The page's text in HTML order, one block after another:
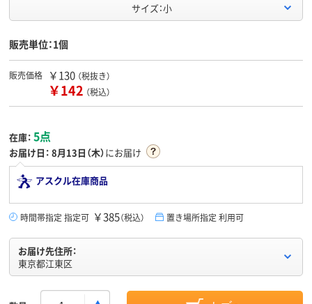
サイズ：小
販売単位：1個
販売価格 ￥130 （税抜き）
￥142 （税込）
在庫： 5点
お届け日： 8月13日（木）にお届け
アスクル在庫商品
時間帯指定 指定可 ￥385（税込） 置き場所指定 利用可
お届け先住所：
東京都江東区